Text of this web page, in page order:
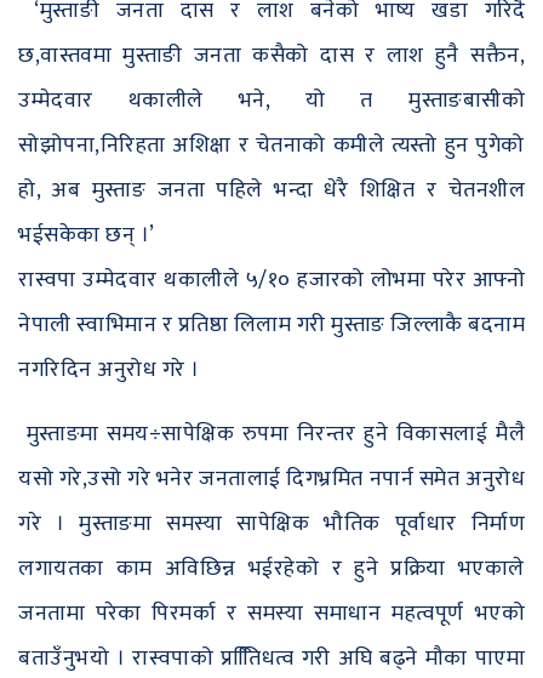
‘मुस्ताङी जनता दास र लाश बनेको भाष्य खडा गरिदै
छ,वास्तवमा मुस्ताङी जनता कसैको दास र लाश हुनै सक्तैन,
उम्मेदवार थकालीले भने, यो त मुस्ताङबासीको
सोझोपना,निरिहता अशिक्षा र चेतनाको कमीले त्यस्तो हुन पुगेको
हो, अब मुस्ताङ जनता पहिले भन्दा धेरै शिक्षित र चेतनशील
भईसकेका छन् ।’
रास्वपा उम्मेदवार थकालीले ५/१० हजारको लोभमा परेर आफ्नो
नेपाली स्वाभिमान र प्रतिष्ठा लिलाम गरी मुस्ताङ जिल्लाकै बदनाम
नगरिदिन अनुरोध गरे ।
मुस्ताङमा समय÷सापेक्षिक रुपमा निरन्तर हुने विकासलाई मैलै
यसो गरे,उसो गरे भनेर जनतालाई दिगभ्रमित नपार्न समेत अनुरोध
गरे । मुस्ताङमा समस्या सापेक्षिक भौतिक पूर्वाधार निर्माण
लगायतका काम अविछिन्न भईरहेको र हुने प्रक्रिया भएकाले
जनतामा परेका पिरमर्का र समस्या समाधान महत्वपूर्ण भएको
बताउँनुभयो । रास्वपाको प्रतिििधत्व गरी अघि बढ्ने मौका पाएमा